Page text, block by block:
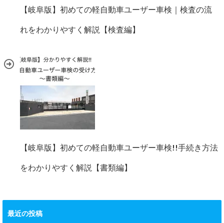
【岐阜版】初めての軽自動車ユーザー車検｜検査の流
れをわかりやすく解説【検査編】
【岐阜版】初めての軽自動車ユーザー車検!!手続き方法
をわかりやすく解説【書類編】
最近の投稿